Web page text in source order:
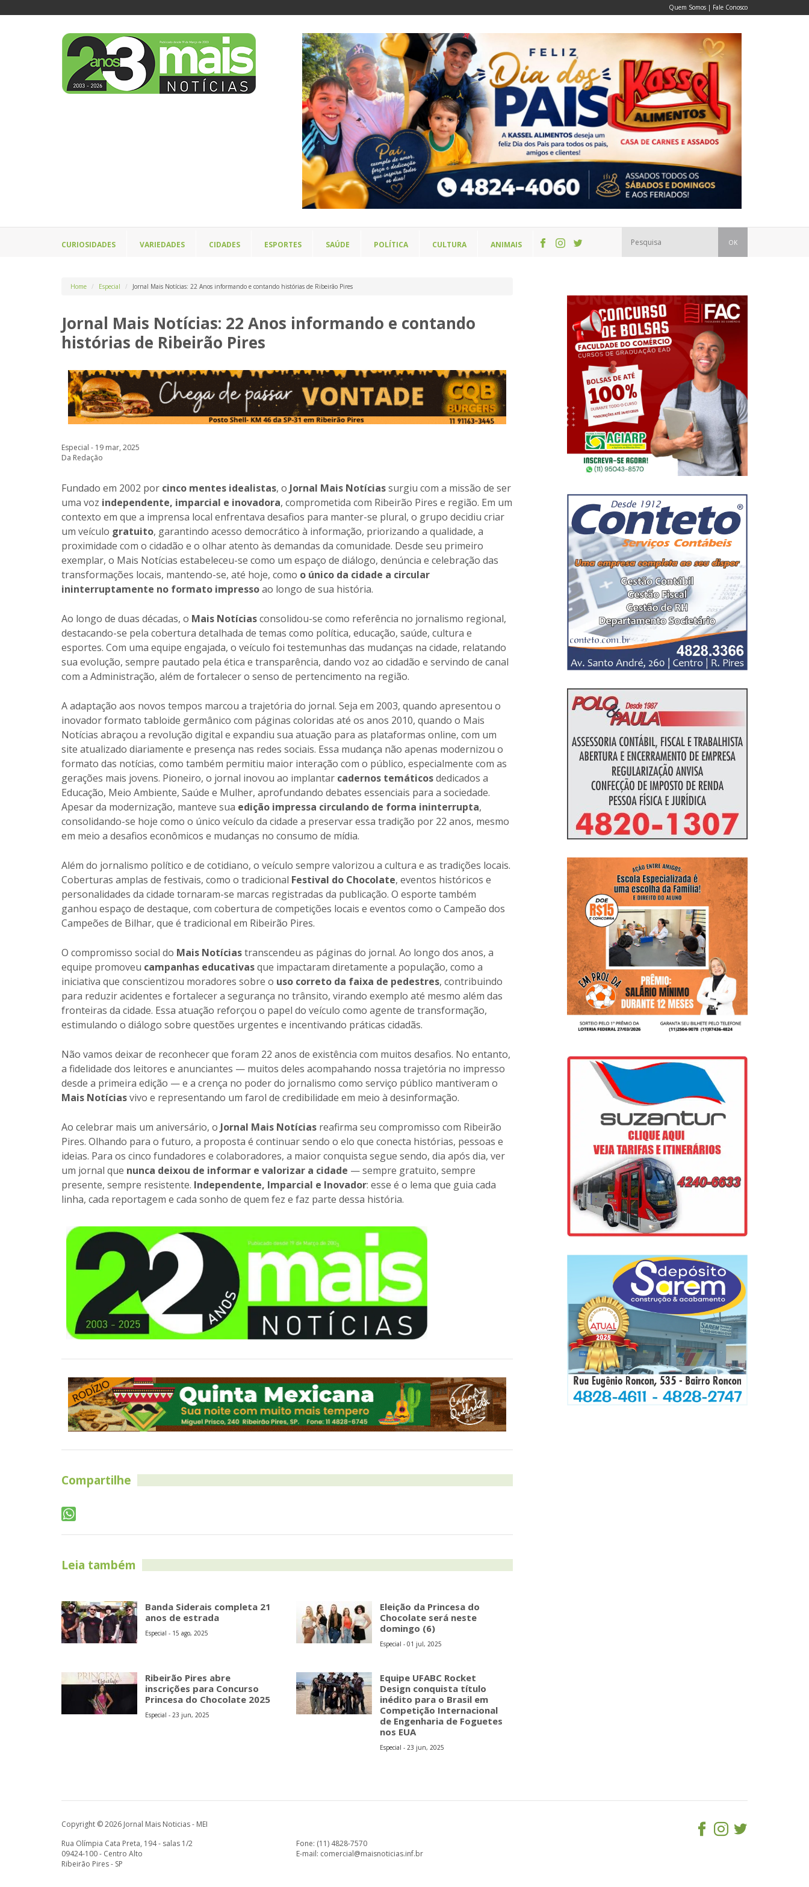
Quem Somos | Fale Conosco
CURIOSIDADES VARIEDADES CIDADES ESPORTES SAÚDE POLÍTICA CULTURA ANIMAIS OK
Home Especial Jornal Mais Notícias: 22 Anos informando e contando histórias de Ribeirão Pires
Jornal Mais Notícias: 22 Anos informando e contando
histórias de Ribeirão Pires
Especial - 19 mar, 2025
Da Redação
Fundado em 2002 por cinco mentes idealistas, o Jornal Mais Notíciassurgiu com a missão de ser
uma voz independente, imparcial e inovadora, comprometida com Ribeirão Pires e região. Em um
contexto em que a imprensa local enfrentava desafios para manter-se plural, o grupo decidiu criar
um veículo gratuito, garantindo acesso democrático à informação, priorizando a qualidade, a
proximidade com o cidadão e o olhar atento às demandas da comunidade. Desde seu primeiro
exemplar, o Mais Notícias estabeleceu-se como um espaço de diálogo, denúncia e celebração das
transformações locais, mantendo-se, até hoje, como o único da cidade a circular
ininterruptamente no formato impressoao longo de sua história.
Ao longo de duas décadas, o Mais Notíciasconsolidou-se como referência no jornalismo regional,
destacando-se pela cobertura detalhada de temas como política, educação, saúde, cultura e
esportes. Com uma equipe engajada, o veículo foi testemunhas das mudanças na cidade, relatando
sua evolução, sempre pautado pela ética e transparência, dando voz ao cidadão e servindo de canal
com a Administração, além de fortalecer o senso de pertencimento na região.
A adaptação aos novos tempos marcou a trajetória do jornal. Seja em 2003, quando apresentou o
inovador formato tabloide germânico com páginas coloridas até os anos 2010, quando o Mais
Notícias abraçou a revolução digital e expandiu sua atuação para as plataformas online, com um
site atualizado diariamente e presença nas redes sociais. Essa mudança não apenas modernizou o
formato das notícias, como também permitiu maior interação com o público, especialmente com as
gerações mais jovens. Pioneiro, o jornal inovou ao implantar cadernos temáticosdedicados a
Educação, Meio Ambiente, Saúde e Mulher, aprofundando debates essenciais para a sociedade.
Apesar da modernização, manteve sua edição impressa circulando de forma ininterrupta,
consolidando-se hoje como o único veículo da cidade a preservar essa tradição por 22 anos, mesmo
em meio a desafios econômicos e mudanças no consumo de mídia.
Além do jornalismo político e de cotidiano, o veículo sempre valorizou a cultura e as tradições locais.
Coberturas amplas de festivais, como o tradicional Festival do Chocolate, eventos históricos e
personalidades da cidade tornaram-se marcas registradas da publicação. O esporte também
ganhou espaço de destaque, com cobertura de competições locais e eventos como o Campeão dos
Campeões de Bilhar, que é tradicional em Ribeirão Pires.
O compromisso social do Mais Notíciastranscendeu as páginas do jornal. Ao longo dos anos, a
equipe promoveu campanhas educativasque impactaram diretamente a população, como a
iniciativa que conscientizou moradores sobre o uso correto da faixa de pedestres, contribuindo
para reduzir acidentes e fortalecer a segurança no trânsito, virando exemplo até mesmo além das
fronteiras da cidade. Essa atuação reforçou o papel do veículo como agente de transformação,
estimulando o diálogo sobre questões urgentes e incentivando práticas cidadãs.
Não vamos deixar de reconhecer que foram 22 anos de existência com muitos desafios. No entanto,
a fidelidade dos leitores e anunciantes — muitos deles acompahando nossa trajetória no impresso
desde a primeira edição — e a crença no poder do jornalismo como serviço público mantiveram o
Mais Notíciasvivo e representando um farol de credibilidade em meio à desinformação.
Ao celebrar mais um aniversário, o Jornal Mais Notícias reafirma seu compromisso com Ribeirão
Pires. Olhando para o futuro, a proposta é continuar sendo o elo que conecta histórias, pessoas e
ideias. Para os cinco fundadores e colaboradores, a maior conquista segue sendo, dia após dia, ver
um jornal que nunca deixou de informar e valorizar a cidade — sempre gratuito, sempre
presente, sempre resistente. Independente, Imparcial e Inovador: esse é o lema que guia cada
linha, cada reportagem e cada sonho de quem fez e faz parte dessa história.
Compartilhe
Leia também
Banda Siderais completa 21
anos de estrada
Especial - 15 ago, 2025
Eleição da Princesa do
Chocolate será neste
domingo (6)
Especial - 01 jul, 2025
Ribeirão Pires abre
inscrições para Concurso
Princesa do Chocolate 2025
Especial - 23 jun, 2025
Equipe UFABC Rocket
Design conquista título
inédito para o Brasil em
Competição Internacional
de Engenharia de Foguetes
nos EUA
Especial - 23 jun, 2025
Copyright © 2026 Jornal Mais Noticias - MEI
Rua Olímpia Cata Preta, 194 - salas 1/2
09424-100 - Centro Alto
Ribeirão Pires - SP
Fone: (11) 4828-7570
E-mail: comercial@maisnoticias.inf.br